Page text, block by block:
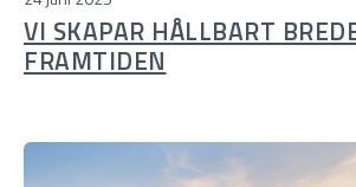
VI SKAPAR HÅLLBART
FRAMTIDEN